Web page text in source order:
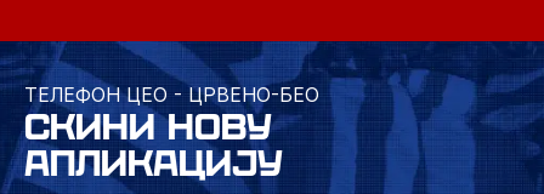
ТЕЛЕФОН ЦЕО - ЦРВЕНО-БЕО
СКИНИ НОВУ
АПЛИКАЦИЈУ